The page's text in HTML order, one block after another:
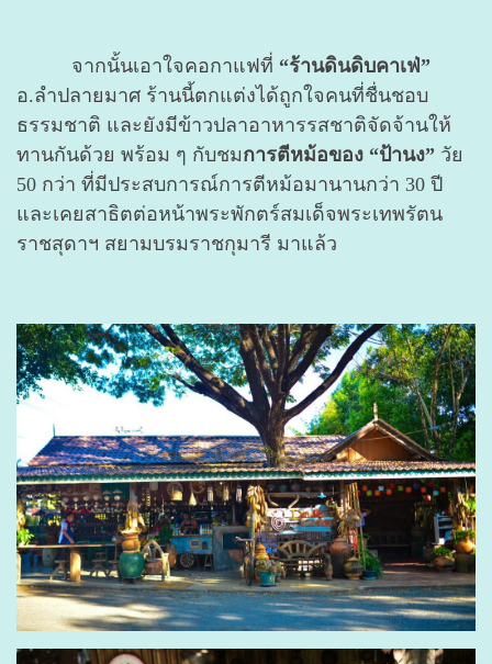
จากนั้นเอาใจคอกาแฟที่ “ร้านดินดิบคาเฟ่”
อ.ลำปลายมาศ ร้านนี้ตกแต่งได้ถูกใจคนที่ชื่นชอบ
ธรรมชาติ และยังมีข้าวปลาอาหารรสชาติจัดจ้านให้
ทานกันด้วย พร้อม ๆ กับชมการตีหม้อของ “ป้านง” วัย
50 กว่า ที่มีประสบการณ์การตีหม้อมานานกว่า 30 ปี
และเคยสาธิตต่อหน้าพระพักตร์สมเด็จพระเทพรัตน
ราชสุดาฯ สยามบรมราชกุมารี มาแล้ว